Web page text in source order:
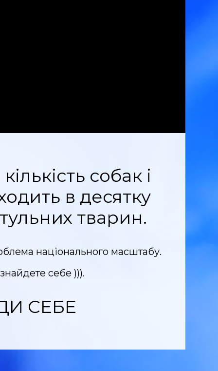
собак і
в десятку
тварин.
національного масштабу.
себе ))).
СЕБЕ